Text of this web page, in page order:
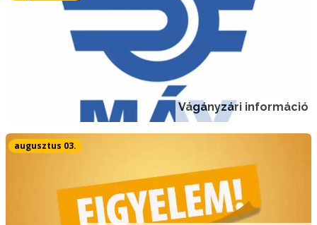
Vágányzári információ
augusztus 03.